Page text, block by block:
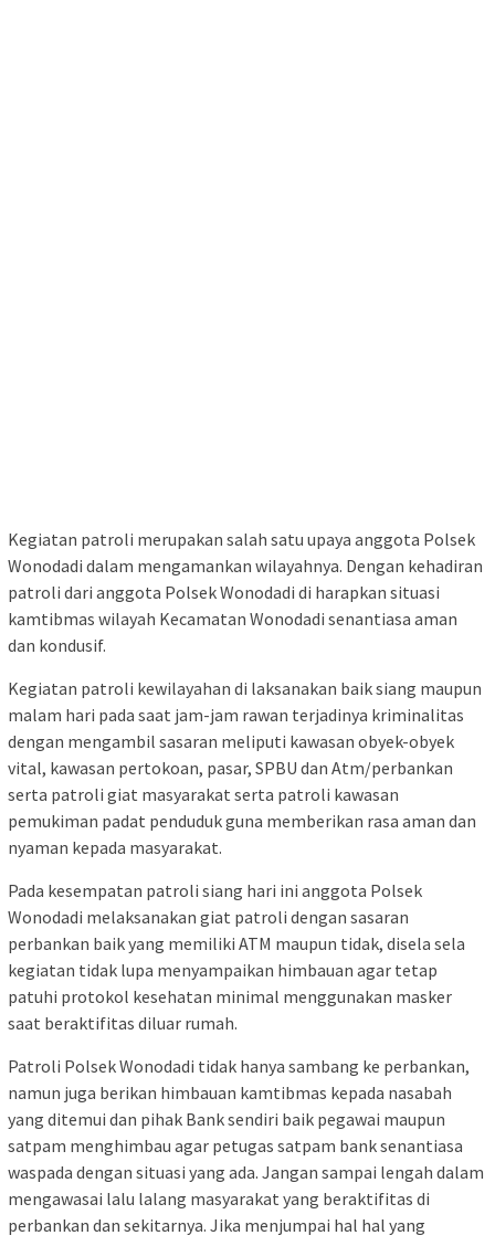
Kegiatan patroli merupakan salah satu upaya anggota Polsek
Wonodadi dalam mengamankan wilayahnya. Dengan kehadiran
patroli dari anggota Polsek Wonodadi di harapkan situasi
kamtibmas wilayah Kecamatan Wonodadi senantiasa aman
dan kondusif.
Kegiatan patroli kewilayahan di laksanakan baik siang maupun
malam hari pada saat jam-jam rawan terjadinya kriminalitas
dengan mengambil sasaran meliputi kawasan obyek-obyek
vital, kawasan pertokoan, pasar, SPBU dan Atm/perbankan
serta patroli giat masyarakat serta patroli kawasan
pemukiman padat penduduk guna memberikan rasa aman dan
nyaman kepada masyarakat.
Pada kesempatan patroli siang hari ini anggota Polsek
Wonodadi melaksanakan giat patroli dengan sasaran
perbankan baik yang memiliki ATM maupun tidak, disela sela
kegiatan tidak lupa menyampaikan himbauan agar tetap
patuhi protokol kesehatan minimal menggunakan masker
saat beraktifitas diluar rumah.
Patroli Polsek Wonodadi tidak hanya sambang ke perbankan,
namun juga berikan himbauan kamtibmas kepada nasabah
yang ditemui dan pihak Bank sendiri baik pegawai maupun
satpam menghimbau agar petugas satpam bank senantiasa
waspada dengan situasi yang ada. Jangan sampai lengah dalam
mengawasai lalu lalang masyarakat yang beraktifitas di
perbankan dan sekitarnya. Jika menjumpai hal hal yang